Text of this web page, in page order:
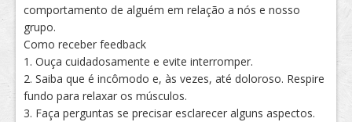
comportamento de alguém em relação a nós e nosso
grupo.
Como receber feedback
1. Ouça cuidadosamente e evite interromper.
2. Saiba que é incômodo e, às vezes, até doloroso. Respire
fundo para relaxar os músculos.
3. Faça perguntas se precisar esclarecer alguns aspectos.